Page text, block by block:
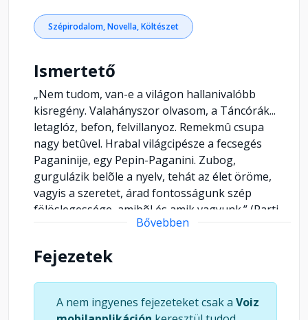
Szépirodalom, Novella, Költészet
Ismertető
„Nem tudom, van-e a világon hallanivalóbb
kisregény. Valahányszor olvasom, a Táncórák...
letaglóz, befon, felvillanyoz. Remekmû csupa
nagy betûvel. Hrabal világcipésze a fecsegés
Paganinije, egy Pepin-Paganini. Zubog,
gurgulázik belõle a nyelv, tehát az élet öröme,
vagyis a szeretet, árad fontosságunk szép
fölöslegessége, amibõl és amik vagyunk.” (Parti
Bővebben
Fejezetek
A nem ingyenes fejezeteket csak a Voiz